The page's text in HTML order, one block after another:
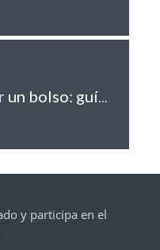
Ideas para customizar un bolso: guía de accesorios y tendencias
y participa en el